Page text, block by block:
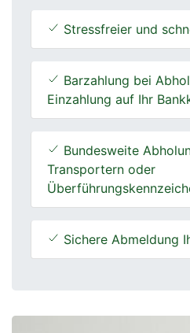
Stressfreier und
Barzahlung bei
Einzahlung auf Ihr
Bundesweite
Transportern oder
Sichere Abmeldung